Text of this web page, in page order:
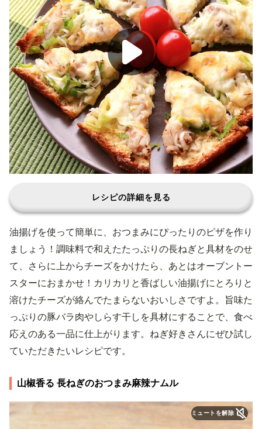
レシピの詳細を見る
油揚げを使って簡単に、おつまみにぴったりのピザを作り
ましょう！調味料で和えたたっぷりの長ねぎと具材をのせ
て、さらに上からチーズをかけたら、あとはオーブントー
スターにおまかせ！カリカリと香ばしい油揚げにとろりと
溶けたチーズが絡んでたまらないおいしさですよ。旨味た
っぷりの豚バラ肉やしらす干しを具材にすることで、食べ
応えのある一品に仕上がります。ねぎ好きさんにぜひ試し
ていただきたいレシピです。
山椒香る 長ねぎのおつまみ麻辣ナムル
ミュートを解除